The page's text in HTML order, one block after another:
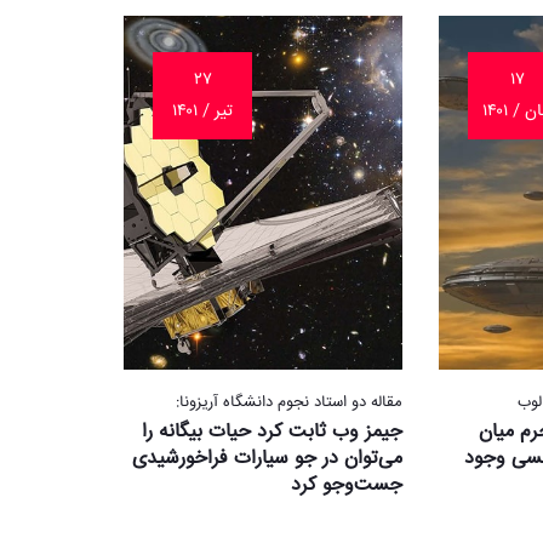
۲۷
تیر / ۱۴۰۱
مقاله دو استاد نجوم دانشگاه آریزونا:
جیمز وب ثابت کرد حیات بیگانه را
می‌توان در جو سیارات فراخورشیدی
جست‌وجو کرد
۱۷
/ ۱۴۰۱
جرم میان
وجود